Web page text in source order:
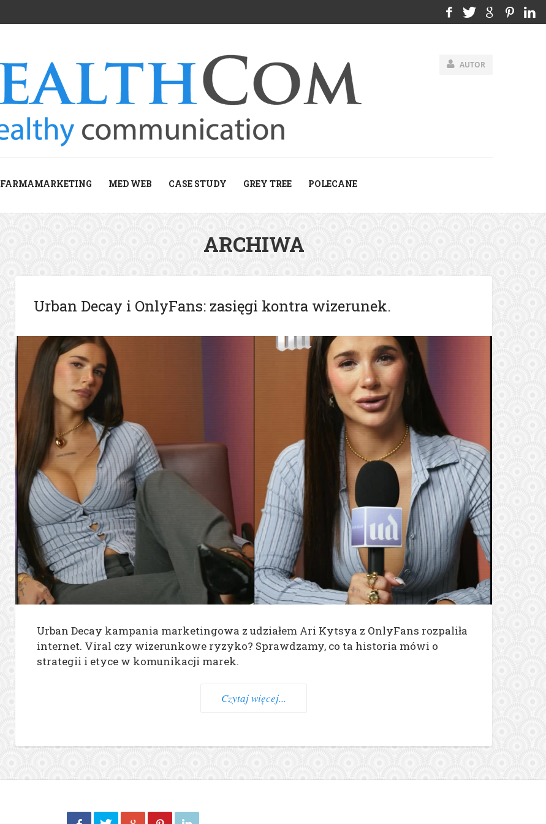
AUTOR
FARMAMARKETING MED WEB CASE STUDY GREY TREE POLECANE
ARCHIWA
Urban Decay i OnlyFans: zasięgi kontra wizerunek.
Urban Decay kampania marketingowa z udziałem Ari Kytsya z OnlyFans rozpaliła
internet. Viral czy wizerunkowe ryzyko? Sprawdzamy, co ta historia mówi o
strategii i etyce w komunikacji marek.
Czytaj więcej...